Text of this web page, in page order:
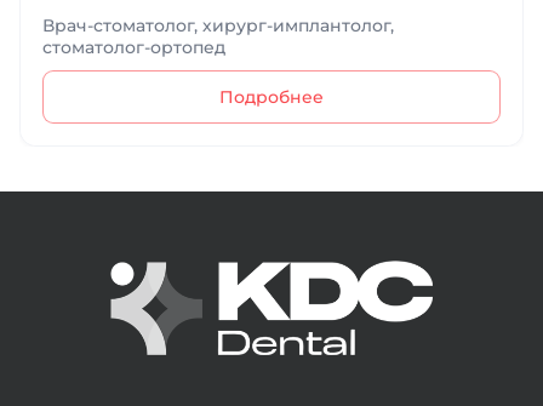
Врач-стоматолог, хирург-имплантолог,
стоматолог-ортопед
Подробнее